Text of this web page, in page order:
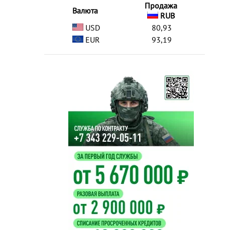
Валюта
Продажа
RUB
USD
80,93
EUR
93,19